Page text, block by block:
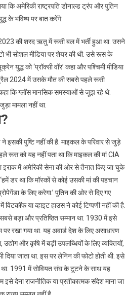
कि अमेरिकी राष्ट्रपति डोनाल्ड ट्रंप और पुतिन
के भविष्य पर बात करेंगे.
2023 की शरद ऋतु में रूसी बल में भर्ती हुआ था. उसने
भी सोशल मीडिया पर शेयर की थी. उसे रूस के
युद्ध को ‘प्रॉक्सी वॉर’ कहा और पश्चिमी मीडिया
2024 में उसके मौत की सबसे पहले रूसी
कि ग्लॉस मानसिक समस्याओं से जूझ रहे थे.
मामला नहीं था.
इसकी पुष्टि नहीं की है. माइकल के परिवार से जुड़े
रूस को यह नहीं पता था कि माइकल की मां CIA
इराक में अमेरिकी सेना की ओर से तैनात किए जा चुके
डर था कि मॉस्कों से कोई उसकी मां की पहचान
के लिए करेगा.’ पुतिन की ओर से दिए गए
विटकॉफ या व्हाइट हाउस ने कोई टिप्पणी नहीं की है.
बड़ा और प्रतिष्ठित सम्मान था. 1930 में इसे
रखा गया था. यह अवार्ड देश के लिए असाधारण
उद्योग और कृषि में बड़ी उपलब्धियों के लिए व्यक्तियों,
जाता था. इस पर लेनिन की फोटो होती थी. इसे
था. 1991 में सोवियत संघ के टूटने के साथ यह
देना राजनीतिक या प्रतीकात्मक संदेश माना जा